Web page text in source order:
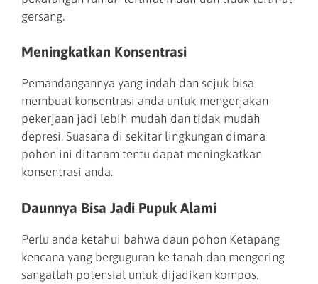
gersang.
Meningkatkan Konsentrasi
Pemandangannya yang indah dan sejuk bisa
membuat konsentrasi anda untuk mengerjakan
pekerjaan jadi lebih mudah dan tidak mudah
depresi. Suasana di sekitar lingkungan dimana
pohon ini ditanam tentu dapat meningkatkan
konsentrasi anda.
Daunnya Bisa Jadi Pupuk Alami
Perlu anda ketahui bahwa daun pohon Ketapang
kencana yang berguguran ke tanah dan mengering
sangatlah potensial untuk dijadikan kompos.